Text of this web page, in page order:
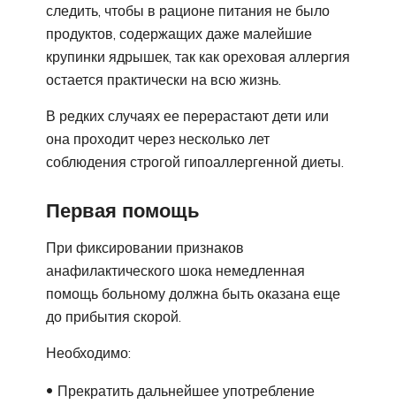
следить, чтобы в рационе питания не было
продуктов, содержащих даже малейшие
крупинки ядрышек, так как ореховая аллергия
остается практически на всю жизнь.
В редких случаях ее перерастают дети или
она проходит через несколько лет
соблюдения строгой гипоаллергенной диеты.
Первая помощь
При фиксировании признаков
анафилактического шока немедленная
помощь больному должна быть оказана еще
до прибытия скорой.
Необходимо:
Прекратить дальнейшее употребление